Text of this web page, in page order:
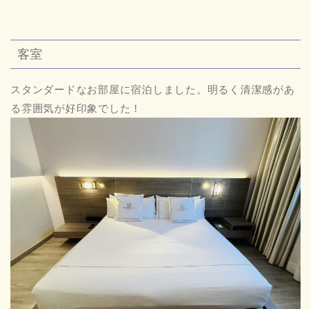
客室
スタンダードなお部屋に宿泊しました。明るく清潔感があ
る雰囲気が好印象でした！